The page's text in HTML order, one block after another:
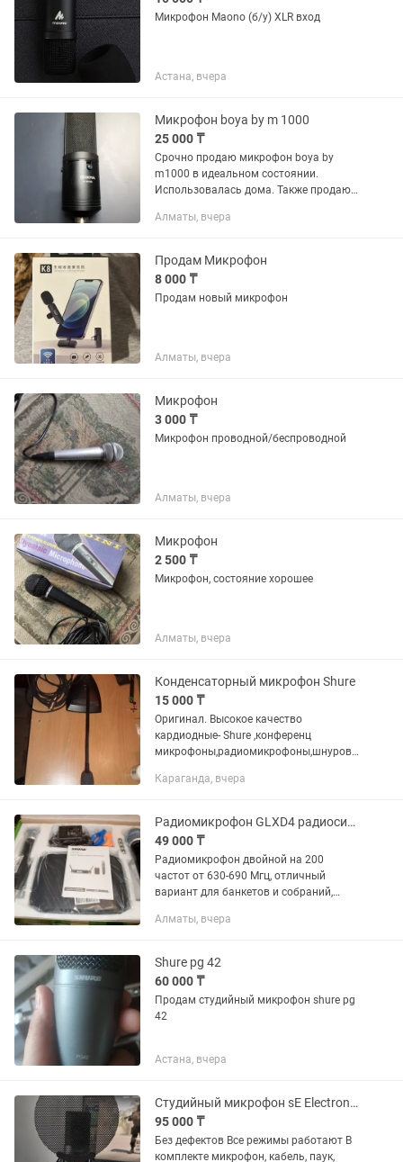
Микрофон Maono (б/у) XLR вход
Астана, вчера
Микрофон boya by m 1000
25 000 ₸
Срочно продаю микрофон boya by
m1000 в идеальном состоянии.
Использовалась дома. Также продаю
60к. И наушниками akg k52. Если
Алматы, вчера
Продам Микрофон
8 000 ₸
Продам новый микрофон
Алматы, вчера
Микрофон
3 000 ₸
Микрофон проводной/беспроводной
Алматы, вчера
Микрофон
2 500 ₸
Микрофон, состояние хорошее
Алматы, вчера
Конденсаторный микрофон Shure
15 000 ₸
Оригинал. Высокое качество
кардиодные- Shure ,конференц
микрофоны,радиомикрофоны,шнуровы
Караганда, вчера
Радиомикрофон GLXD4 радиосистема двойная
49 000 ₸
Радиомикрофон двойной на 200
частот от 630-690 Мгц, отличный
вариант для банкетов и собраний,
Алматы, вчера
Shure pg 42
60 000 ₸
Продам студийный микрофон shure pg
42
Астана, вчера
Студийный микрофон sE Electronics X1 S
95 000 ₸
Без дефектов Все режимы работают В
комплекте микрофон, кабель, паук,